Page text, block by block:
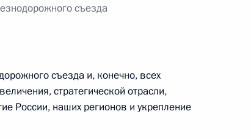
России 11
съезда
съезда и, конечно, всех
стратегической отрасли,
России, наших регионов и укрепление